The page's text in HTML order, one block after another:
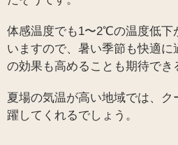
体感温度でも1〜2℃の温度低下
いますので、暑い季節も快適
の効果も高めることも期待でき
夏場の気温が高い地域では、
躍してくれるでしょう。